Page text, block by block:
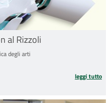
al Rizzoli
degli arti
leggi tutto